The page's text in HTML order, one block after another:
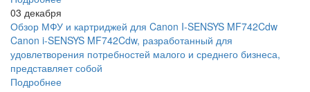
03 декабря
Обзор МФУ и картриджей для Canon I-SENSYS MF742Cdw
Canon i-SENSYS MF742Cdw, разработанный для
удовлетворения потребностей малого и среднего бизнеса,
представляет собой
Подробнее